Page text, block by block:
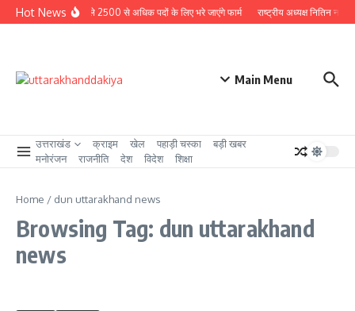
Skip to content
Hot News
सरकार, दिसंबर से पहले 2500 से अधिक पदों के लिए भरे जाएंगे फार्म राष्ट्रीय अध्यक्ष नितिन
Main Menu
उत्तराखंड क्राइम खेल पहाड़ी चस्का
बड़ी खबर
मनोरंजन
राजनीति देश विदेश शिक्षा
Home / dun uttarakhand news
Browsing Tag: dun uttarakhand
news